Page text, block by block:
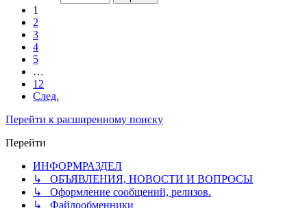
1
2
3
4
5
…
12
След.
Перейти к расширенному поиску
Перейти
ИНФОРМРАЗДЕЛ
↳ ОБЪЯВЛЕНИЯ, НОВОСТИ И ВОПРОСЫ
↳ Оформление сообщений, релизов.
↳ Файлообменники